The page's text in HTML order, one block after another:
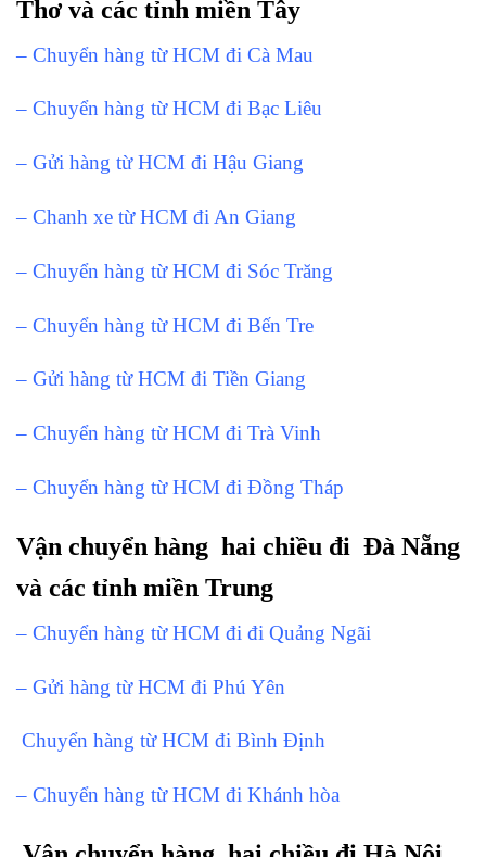
Thơ và các tỉnh miền Tây
– Chuyển hàng từ HCM đi Cà Mau
– Chuyển hàng từ HCM đi Bạc Liêu
– Gửi hàng từ HCM đi Hậu Giang
– Chanh xe từ HCM đi An Giang
– Chuyển hàng từ HCM đi Sóc Trăng
– Chuyển hàng từ HCM đi Bến Tre
– Gửi hàng từ HCM đi Tiền Giang
– Chuyển hàng từ HCM đi Trà Vinh
– Chuyển hàng từ HCM đi Đồng Tháp
Vận chuyển hàng hai chiều đi Đà Nẵng
và các tỉnh miền Trung
– Chuyển hàng từ HCM đi đi Quảng Ngãi
– Gửi hàng từ HCM đi Phú Yên
Chuyển hàng từ HCM đi Bình Định
– Chuyển hàng từ HCM đi Khánh hòa